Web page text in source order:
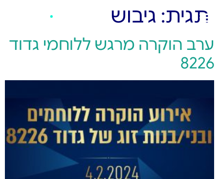
תגית: גיבוש
ערב הוקרה מרגש ללוחמי גדוד
8226